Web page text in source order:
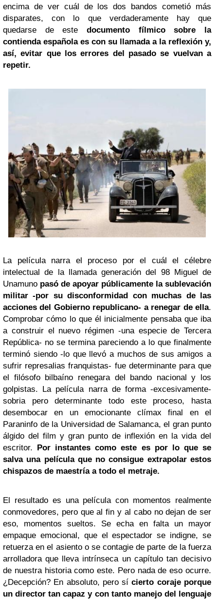
encima de ver cuál de los dos bandos cometió más
disparates, con lo que verdaderamente hay que
quedarse de este documento fílmico sobre la
contienda española es con su llamada a la reflexión y,
así, evitar que los errores del pasado se vuelvan a
repetir.
La película narra el proceso por el cuál el célebre
intelectual de la llamada generación del 98 Miguel de
Unamuno pasó de apoyar públicamente la sublevación
militar -por su disconformidad con muchas de las
acciones del Gobierno republicano- a renegar de ella.
Comprobar cómo lo que él inicialmente pensaba que iba
a construir el nuevo régimen -una especie de Tercera
República- no se termina pareciendo a lo que finalmente
terminó siendo -lo que llevó a muchos de sus amigos a
sufrir represalias franquistas- fue determinante para que
el filósofo bilbaíno renegara del bando nacional y los
golpistas. La película narra de forma -excesivamente-
sobria pero determinante todo este proceso, hasta
desembocar en un emocionante clímax final en el
Paraninfo de la Universidad de Salamanca, el gran punto
álgido del film y gran punto de inflexión en la vida del
escritor. Por instantes como este es por lo que se
salva una película que no consigue extrapolar estos
chispazos de maestría a todo el metraje.
El resultado es una película con momentos realmente
conmovedores, pero que al fin y al cabo no dejan de ser
eso, momentos sueltos. Se echa en falta un mayor
empaque emocional, que el espectador se indigne, se
retuerza en el asiento o se contagie de parte de la fuerza
arrolladora que lleva intrínseca un capítulo tan decisivo
de nuestra historia como este. Pero nada de eso ocurre.
¿Decepción? En absoluto, pero sí cierto coraje porque
un director tan capaz y con tanto manejo del lenguaje